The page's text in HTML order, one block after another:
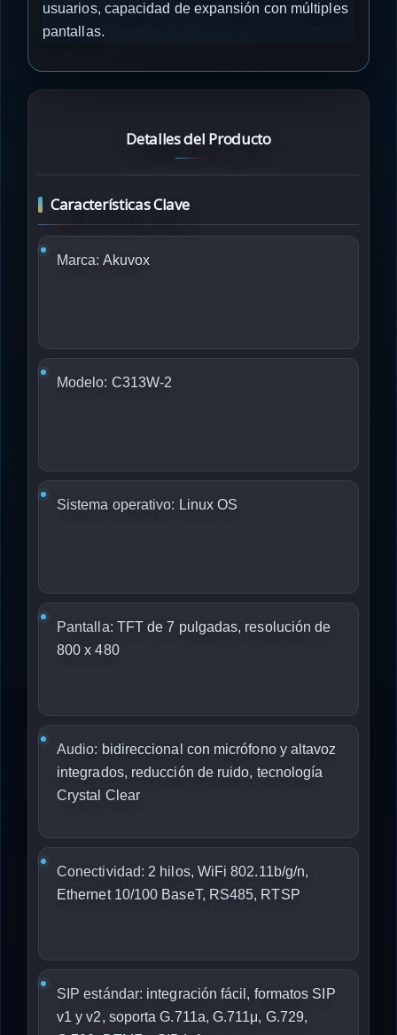
usuarios, capacidad de expansión con múltiples
pantallas.
Detalles del Producto
Características Clave
Marca: Akuvox
Modelo: C313W-2
Sistema operativo: Linux OS
Pantalla: TFT de 7 pulgadas, resolución de
800 x 480
Audio: bidireccional con micrófono y altavoz
integrados, reducción de ruido, tecnología
Crystal Clear
Conectividad: 2 hilos, WiFi 802.11b/g/n,
Ethernet 10/100 BaseT, RS485, RTSP
SIP estándar: integración fácil, formatos SIP
v1 y v2, soporta G.711a, G.711μ, G.729,